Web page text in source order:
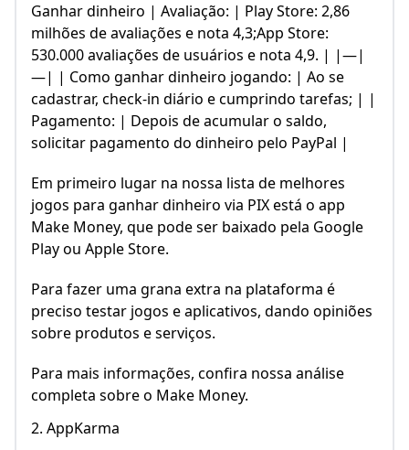
Ganhar dinheiro | Avaliação: | Play Store: 2,86
milhões de avaliações e nota 4,3;App Store:
530.000 avaliações de usuários e nota 4,9. | |—|
—| | Como ganhar dinheiro jogando: | Ao se
cadastrar, check-in diário e cumprindo tarefas; | |
Pagamento: | Depois de acumular o saldo,
solicitar pagamento do dinheiro pelo PayPal |
Em primeiro lugar na nossa lista de melhores
jogos para ganhar dinheiro via PIX está o app
Make Money, que pode ser baixado pela Google
Play ou Apple Store.
Para fazer uma grana extra na plataforma é
preciso testar jogos e aplicativos, dando opiniões
sobre produtos e serviços.
Para mais informações, confira nossa análise
completa sobre o Make Money.
2. AppKarma